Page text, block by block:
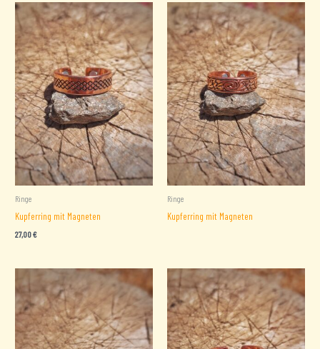
Ringe
Kupferring mit Magneten
27,00€
Ringe
Kupferring mit Magneten